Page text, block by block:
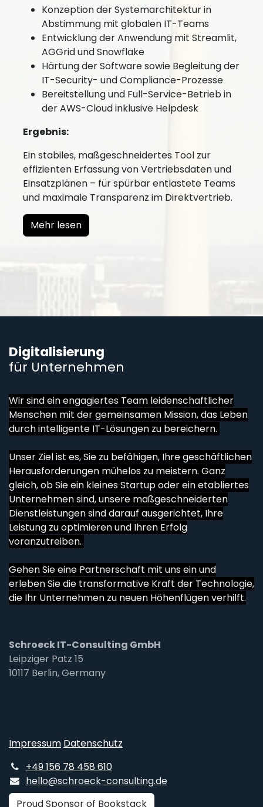
Konzeption der Systemarchitektur in
Abstimmung mit globalen IT-Teams
Entwicklung der Anwendung mit Streamlit,
AGGrid und Snowflake
Härtung der Software sowie Begleitung der
IT-Security- und Compliance-Prozesse
Bereitstellung und Full-Service-Betrieb in
der AWS-Cloud inklusive Helpdesk
Ergebnis:
Ein stabiles, maßgeschneidertes Tool zur
effizienten Erfassung von Vertriebsdaten und
Einsatzplänen – für spürbar entlastete Teams
und maximale Transparenz im Direktvertrieb.
Mehr lesen
Digitalisierung
für Unternehmen
Wir sind ein engagiertes Team leidenschaftlicher
Menschen mit der gemeinsamen Mission, das Leben
durch intelligente IT-Lösungen zu bereichern.
Unser Ziel ist es, Sie zu befähigen, Ihre geschäftlichen
Herausforderungen mühelos zu meistern. Ganz
gleich, ob Sie ein kleines Startup oder ein etabliertes
Unternehmen sind, unsere maßgeschneiderten
Dienstleistungen sind darauf ausgerichtet, Ihre
Leistung zu optimieren und Ihren Erfolg
voranzutreiben.
Gehen Sie eine Partnerschaft mit uns ein und
erleben Sie die transformative Kraft der Technologie,
die Ihr Unternehmen zu neuen Höhenflügen verhilft.
Schroeck IT-Consulting GmbH
Leipziger Patz 15
10117 Berlin, Germany
Impressum Datenschutz
+49 156 78 458 610
hello@schroeck-consulting.de
Proud Sponsor of Bookstack